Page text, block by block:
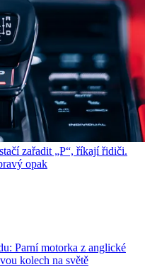
zařadit „P“, říkají řidiči.
opak
Parní motorka z anglické
kolech na světě